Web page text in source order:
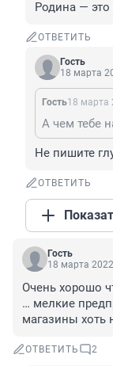
Родина — это
ОТВЕТИТЬ
Гость
18 марта
Гость18 марта
А чем тебе
Не пишите
ОТВЕТИТЬ
Гость
18 марта
Очень хорошо
… мелкие
магазины хоть
ОТВЕТИТЬ 2